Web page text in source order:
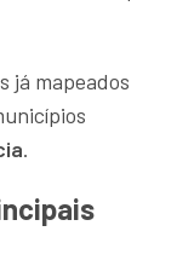
já mapeados
.